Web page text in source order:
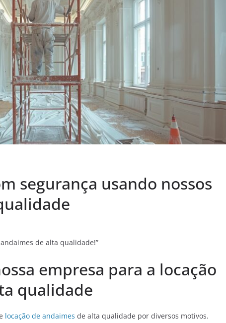
segurança usando nossos
de alta qualidade!”
empresa para a locação
qualidade
locação de andaimes de alta qualidade por diversos motivos.